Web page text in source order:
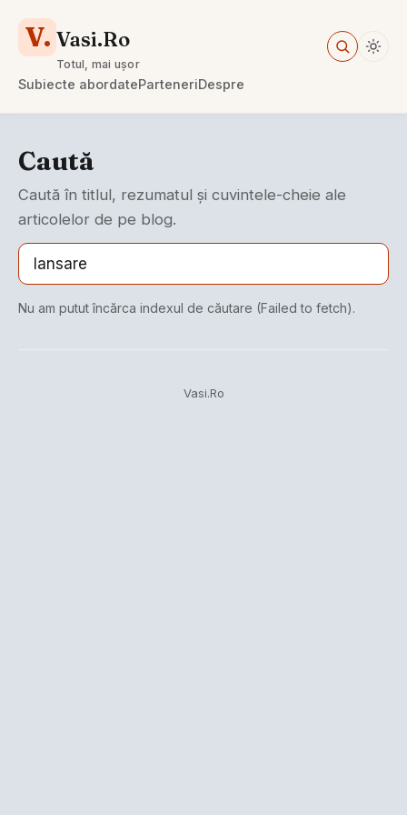
V. Vasi.Ro
Totul, mai ușor
Subiecte abordateParteneriDespre
Caută
Caută în titlul, rezumatul și cuvintele-cheie ale
articolelor de pe blog.
Nu am putut încărca indexul de căutare (Failed to fetch).
Vasi.Ro